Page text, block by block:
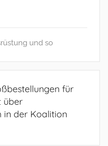
und so
für
über
in der Koalition